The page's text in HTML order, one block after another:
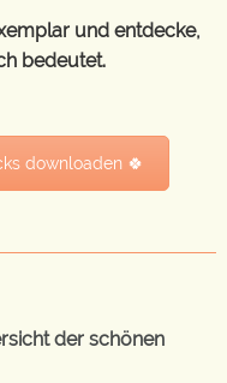
und entdecke,
bedeutet.
downloaden 🍀
der schönen